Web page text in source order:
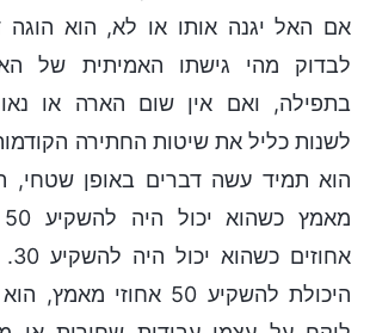
אם האל יגנה אותו או לא, הוא הוגה
לבדוק מהי גישתו האמיתית של
בתפילה, ואם אין שום הארה או
לשנות כליל את שיטות החתירה
היכולת להשקיע 50 אחוזי